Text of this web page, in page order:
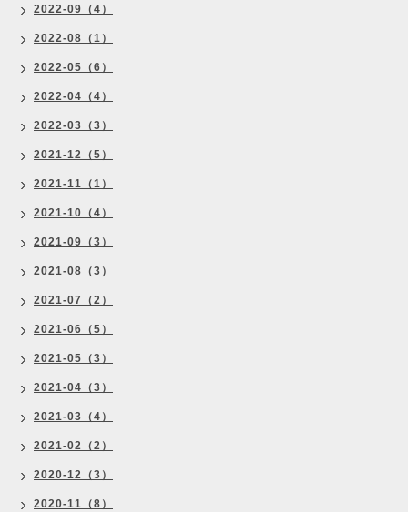
2022-09（4）
2022-08（1）
2022-05（6）
2022-04（4）
2022-03（3）
2021-12（5）
2021-11（1）
2021-10（4）
2021-09（3）
2021-08（3）
2021-07（2）
2021-06（5）
2021-05（3）
2021-04（3）
2021-03（4）
2021-02（2）
2020-12（3）
2020-11（8）